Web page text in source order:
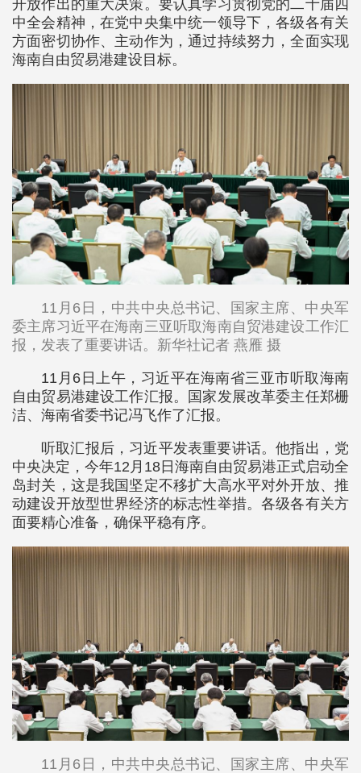
开放作出的重大决策。要认真学习贯彻党的二十届四
中全会精神，在党中央集中统一领导下，各级各有关
方面密切协作、主动作为，通过持续努力，全面实现
海南自由贸易港建设目标。
11月6日，中共中央总书记、国家主席、中央军
委主席习近平在海南三亚听取海南自贸港建设工作汇
报，发表了重要讲话。新华社记者 燕雁 摄
11月6日上午，习近平在海南省三亚市听取海南
自由贸易港建设工作汇报。国家发展改革委主任郑栅
洁、海南省委书记冯飞作了汇报。
听取汇报后，习近平发表重要讲话。他指出，党
中央决定，今年12月18日海南自由贸易港正式启动全
岛封关，这是我国坚定不移扩大高水平对外开放、推
动建设开放型世界经济的标志性举措。各级各有关方
面要精心准备，确保平稳有序。
11月6日，中共中央总书记、国家主席、中央军